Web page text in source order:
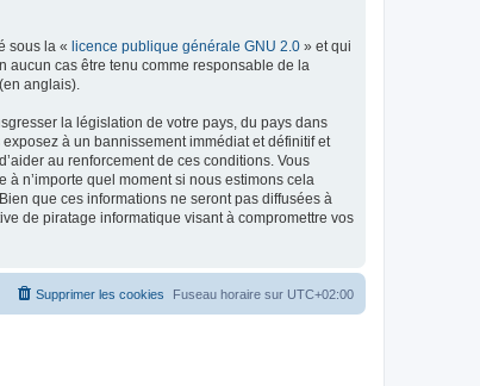
sous la « licence publique générale GNU 2.0 » et qui
aucun cas être tenu comme responsable de la
(en anglais).
la législation de votre pays, du pays dans
à un bannissement immédiat et définitif et
au renforcement de ces conditions. Vous
n’importe quel moment si nous estimons cela
que ces informations ne seront pas diffusées à
de piratage informatique visant à compromettre vos
Fuseau horaire sur UTC+02:00
Supprimer les cookies